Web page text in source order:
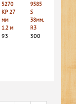
5270
КР 27
мм
1.2 м
93
9585
S
38мм.
R3
300